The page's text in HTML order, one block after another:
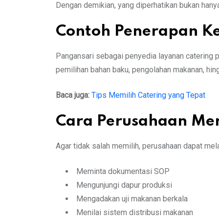
Dengan demikian, yang diperhatikan bukan
Contoh Penerapan
Pangansari sebagai penyedia layanan catering
pemilihan bahan baku, pengolahan makanan,
Baca juga: Tips Memilih Catering yang Tepat
Cara Perusahaan
Agar tidak salah memilih, perusahaan dapat
Meminta dokumentasi SOP
Mengunjungi dapur produksi
Mengadakan uji makanan berkala
Menilai sistem distribusi makanan